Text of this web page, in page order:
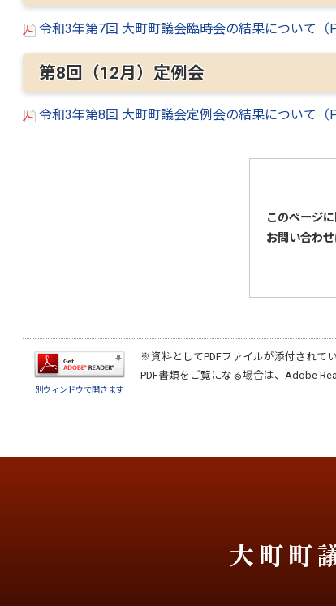
令和3年第7回 大町町議会臨時会の結果について（
第8回（12月）定例会
令和3年第8回 大町町議会定例会の結果について（
このページ
お問い合わ
別ウィンドウで開きます
※資料としてPDFファイルが添付されてい
PDF書類をご覧になる場合は、 Adobe